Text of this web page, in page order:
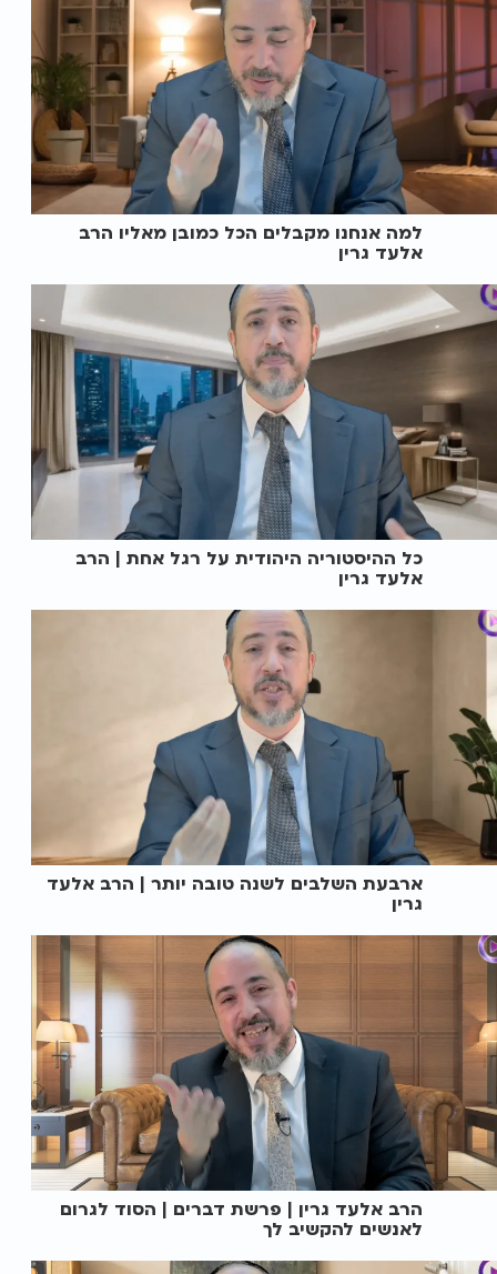
למה אנחנו מקבלים הכל כמובן מאליו הרב
אלעד גרין
כל ההיסטוריה היהודית על רגל אחת | הרב
אלעד גרין
ארבעת השלבים לשנה טובה יותר | הרב אלעד
גרין
הרב אלעד גרין | פרשת דברים | הסוד לגרום
לאנשים להקשיב לך